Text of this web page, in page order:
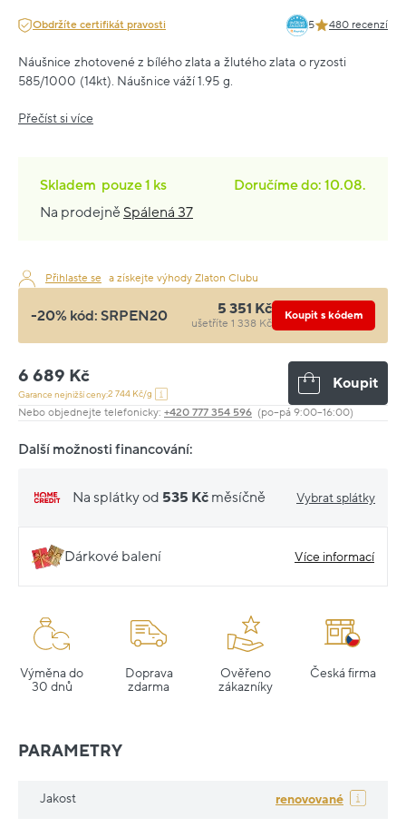
Obdržíte certifikát pravosti 5 480 recenzí
Náušnice zhotovené z bílého zlata a žlutého zlata o ryzosti
585/1000 (14kt). Náušnice váží 1.95 g.
Přečíst si více
Skladem pouze1 ks
Doručíme do: 10.08.
Na prodejně Spálená 37
Přihlaste se a získejte výhody Zlaton Clubu
-20% kód: SRPEN20 5 351 Kč
ušetříte 1 338 Kč
Koupit s kódem
6 689 Kč
Garance nejnižší ceny:2 744 Kč/g
Koupit
Nebo objednejte telefonicky: +420 777 354 596 (po–pá 9:00–16:00)
Další možnosti financování:
Na splátky od 535 Kč měsíčně Vybrat splátky
Dárkové balení Více informací
Výměna do
30 dnů
Doprava
zdarma
Ověřeno
zákazníky
Česká firma
PARAMETRY
Jakost renovované